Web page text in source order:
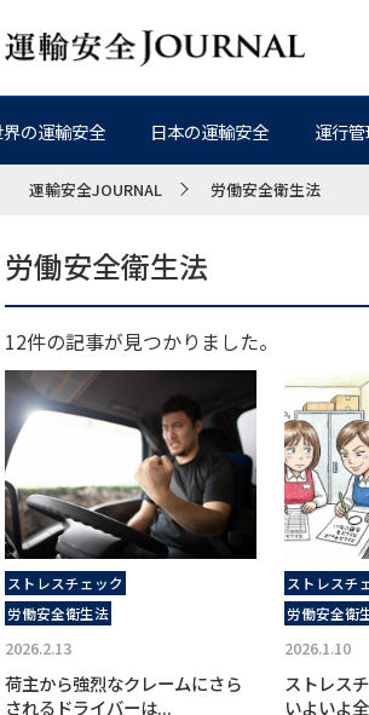
の運輸安全 日本の運輸安全 運行
運輸安全JOURNAL 労働安全衛生法
労働安全衛生法
12件の記事が見つかりました。
ストレスチェック
労働安全衛生法
2026.2.13
荷主から強烈なクレームにさら
されるドライバーは...
ストレスチ
労働安全衛
2026.1.10
ストレス
いよいよ